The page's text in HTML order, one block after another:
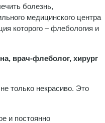
болезнь,
медицинского центра
которого – флебология и
врач-флеболог, хирург
только некрасиво. Это
и постоянно